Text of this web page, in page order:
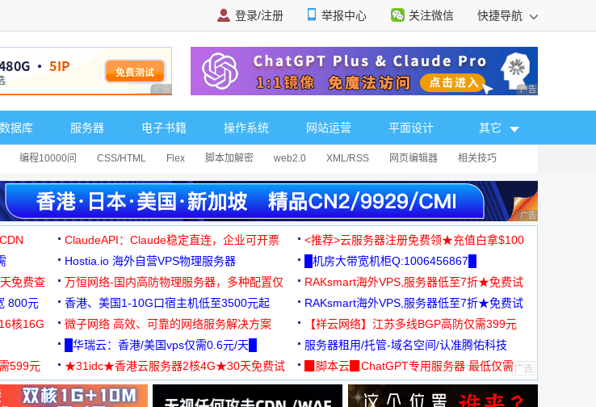
登录/注册 举报中心 关注微信 快捷导航
广告 商业广告，理性选择 广告 商业广告，理
数据库 服务器 电子书籍 操作系统 网站运营 平面设计 其它
编程10000问 CSS/HTML Flex 脚本加解密 web2.0 XML/RSS 网页编辑器 相关技巧
广告 商业广告，理
ClaudeAPI：Claude稳定直连，企业可开票
<推荐>云服务器注册免费领★充值白拿$100
Hostia.io 海外自营VPS物理服务器
█机房大带宽机柜Q:1006456867█
免费查
万恒网络-国内高防物理服务器，多种配置仅
99元/月起
RAKsmart海外VPS,服务器低至7折★免费试
用★
800元 香港、美国1-10G口宿主机低至3500元起
RAKsmart海外VPS,服务器低至7折★免费试
用★
核16G
微子网络 高效、可靠的网络服务解决方案
【祥云网络】江苏多线BGP高防仅需399元
█华瑞云：香港/美国vps仅需0.6元/天█
服务器租用/托管-域名空间/认准腾佑科技
599元
★31idc★香港云服务器2核4G★30天免费试
用◆
▉脚本云▉ChatGPT专用服务器 最低仅需
19元/月